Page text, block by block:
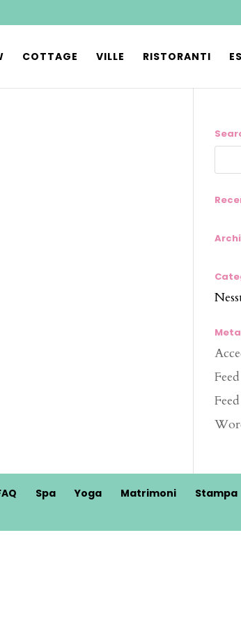
COTTAGE VILLE RISTORANTI
Meta
Spa Yoga Matrimoni
Stampa